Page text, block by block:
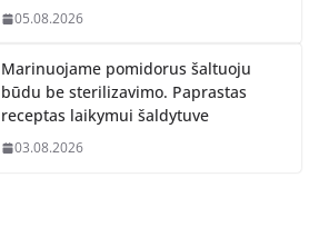
05.08.2026
Marinuojame pomidorus šaltuoju
būdu be sterilizavimo. Paprastas
receptas laikymui šaldytuve
03.08.2026